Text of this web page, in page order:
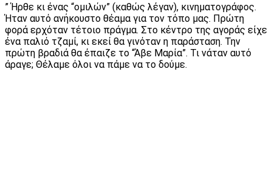
” Ήρθε κι ένας “ομιλών” (καθώς λέγαν), κινηματογράφος.
Ήταν αυτό ανήκουστο θέαμα για τον τόπο μας. Πρώτη
φορά ερχόταν τέτοιο πράγμα. Στο κέντρο της αγοράς είχε
ένα παλιό τζαμί, κι εκεί θα γινόταν η παράσταση. Την
πρώτη βραδιά θα έπαιζε το “Άβε Μαρία”. Τι νάταν αυτό
άραγε; Θέλαμε όλοι να πάμε να το δούμε.